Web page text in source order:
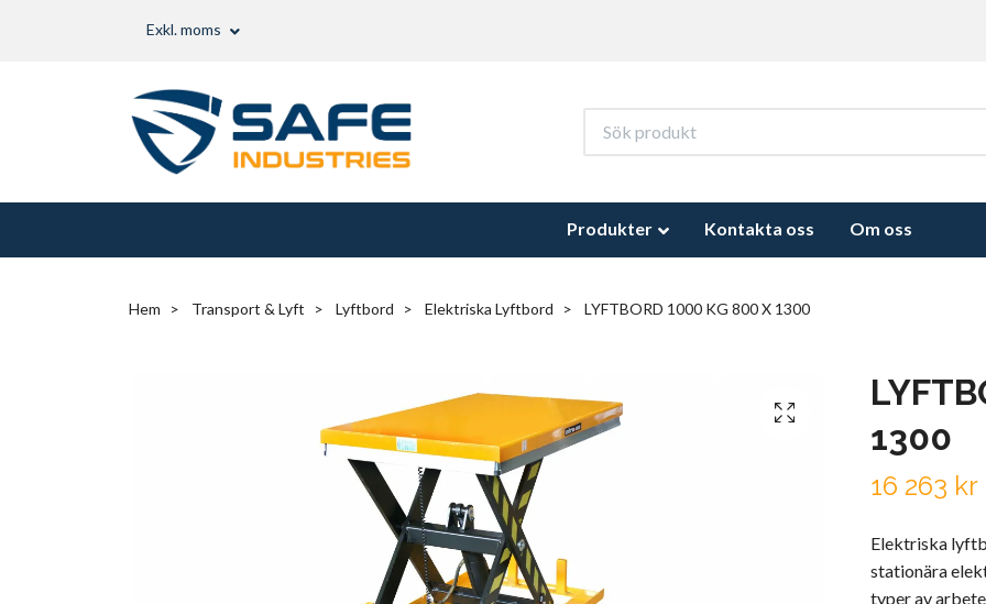
Exkl. moms
Produkter Kontakta oss Om oss
Hem Transport & Lyft Lyftbord Elektriska Lyftbord LYFTBORD 1000 KG 800 X 1300
1300
16 263 kr
Elektriska
stationära
typer av